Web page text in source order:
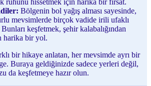
ruhunu hissetmek için harika bir fırsat.
Bölgenin bol yağış alması sayesinde,
mevsimlerde birçok vadide irili ufaklı
keşfetmek, şehir kalabalığından
harika bir yol.
bir hikaye anlatan, her mevsimde ayrı bir
Buraya geldiğinizde sadece yerleri değil,
da keşfetmeye hazır olun.